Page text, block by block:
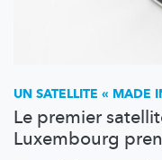
UN SATELLITE « MADE
Le premier
Luxembourg